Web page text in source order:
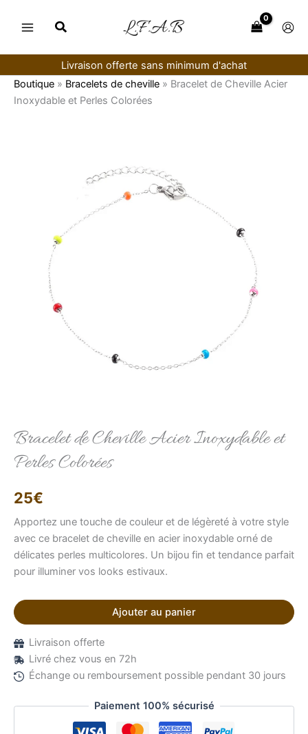
Livraison offerte sans minimum d'achat
Boutique » Bracelets de cheville » Bracelet de Cheville Acier
Inoxydable et Perles Colorées
Bracelet de Cheville Acier Inoxydable et
Perles Colorées
25€
Apportez une touche de couleur et de légèreté à votre style
avec ce bracelet de cheville en acier inoxydable orné de
délicates perles multicolores. Un bijou fin et tendance parfait
pour illuminer vos looks estivaux.
Colorées
Ajouter au panier
Livraison offerte
Livré chez vous en 72h
Échange ou remboursement possible pendant 30 jours
Paiement 100% sécurisé
Bonjour, je suis Élise, votre conseillère virtuelle.